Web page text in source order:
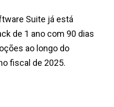
Suite já está
de 1 ano com 90 dias
ao longo do
fiscal de 2025.